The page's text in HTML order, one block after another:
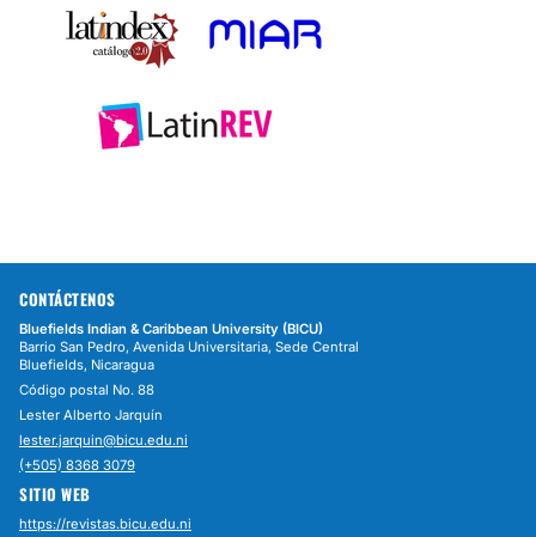
CONTÁCTENOS
Bluefields Indian & Caribbean University (BICU)
Barrio San Pedro, Avenida Universitaria, Sede Central
Bluefields, Nicaragua
Código postal No. 88
Lester Alberto Jarquín
lester.jarquin@bicu.edu.ni
(+505) 8368 3079
SITIO WEB
https://revistas.bicu.edu.ni